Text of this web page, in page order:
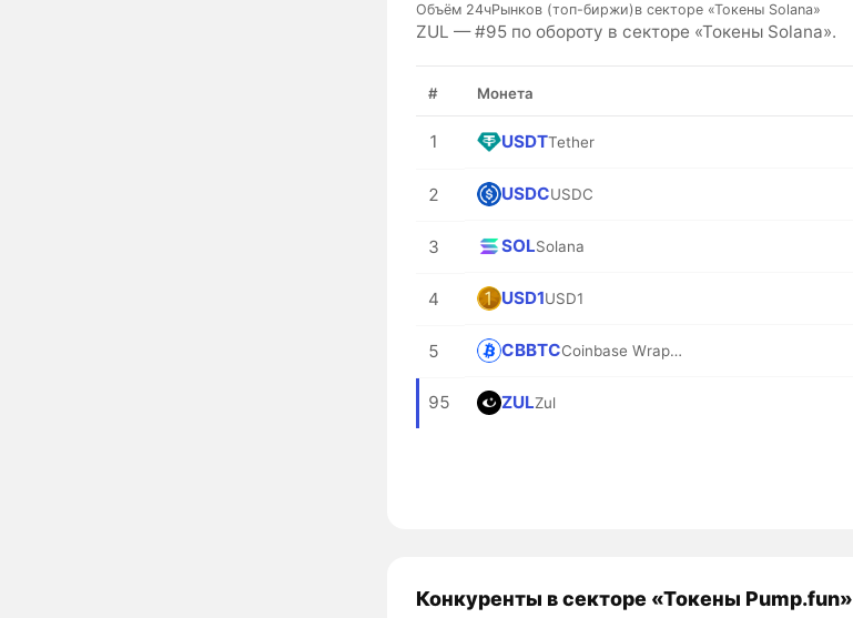
Объём 24чРынков (топ-биржи)в секторе «Токены Solana»
ZUL — #95 по обороту в секторе «Токены Solana».
# Монета
1 USDTTether
2 USDCUSDC
3 SOLSolana
4 USD1USD1
5 CBBTC Coinbase Wrapped BTC
95 ZULZul
Конкуренты в секторе «Токены Pump.fun»